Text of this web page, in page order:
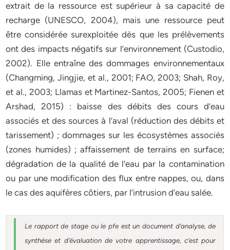
extrait de la ressource est supérieur à sa capacité de
recharge (UNESCO, 2004), mais une ressource peut
être considérée surexploitée dès que les prélèvements
ont des impacts négatifs sur l’environnement (Custodio,
2002). Elle entraîne des dommages environnementaux
(Changming, Jingjie, et al., 2001; FAO, 2003; Shah, Roy,
et al., 2003; Llamas et Martinez-Santos, 2005; Fienen et
Arshad, 2015) : baisse des débits des cours d’eau
associés et des sources à l’aval (réduction des débits et
tarissement) ; dommages sur les écosystèmes associés
(zones humides) ; affaissement de terrains en surface;
dégradation de la qualité de l’eau par la contamination
ou par une modification des flux entre nappes, ou, dans
le cas des aquifères côtiers, par l’intrusion d’eau salée.
Le rapport de stage ou le pfe est un document d’analyse, de
synthèse et d’évaluation de votre apprentissage, c’est pour